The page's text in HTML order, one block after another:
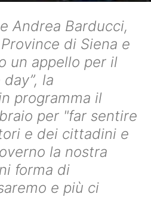
Andrea Barducci,
di Siena e
un appello per il
la
programma il
per "far sentire
e dei cittadini e
la nostra
forma di
e più ci